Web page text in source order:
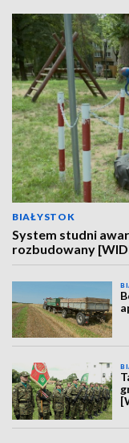
BIAŁYSTOK
System studni
rozbudowany